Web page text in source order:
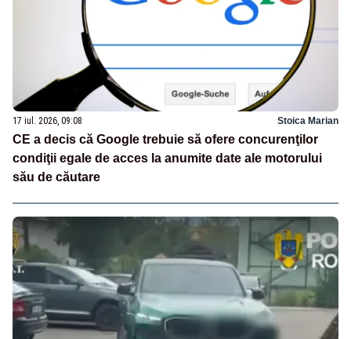
17 iul. 2026, 09:08 Stoica Marian
CE a decis că Google trebuie să ofere concurenţilor
condiţii egale de acces la anumite date ale motorului
său de căutare